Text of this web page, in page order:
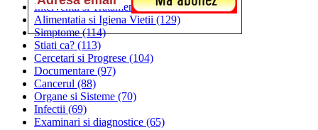
Interventii si Tratamente(167)
Alimentatia si Igiena Vietii (129)
Simptome(114)
Stiati ca? (113)
Cercetari si Progrese (104)
Documentare (97)
Cancerul (88)
Organe si Sisteme (70)
Infectii (69)
Examinari si diagnostice (65)